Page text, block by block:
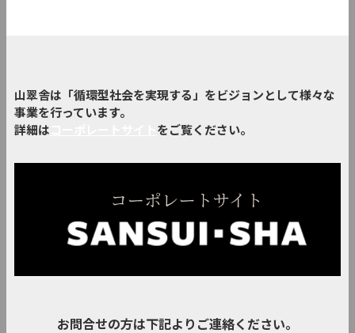
山翠舎は「循環型社会を実現する」をビジョンとして様々な
事業を行っています。
詳細は
をご覧ください。
お問合せの方は下記よりご連絡ください。